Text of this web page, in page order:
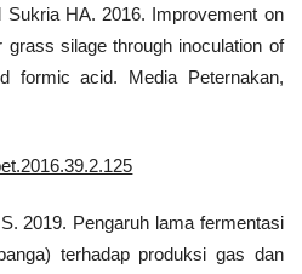
HA. 2016. Improvement on
silage through inoculation of
formic acid. Media Peternakan,
2019. Pengaruh lama fermentasi
terhadap produksi gas dan